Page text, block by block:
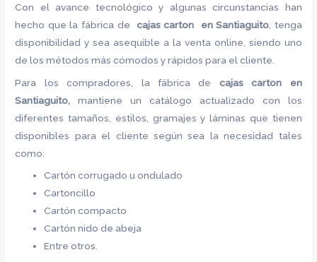
Con el avance tecnológico y algunas circunstancias han
hecho que la fábrica de cajas carton en Santiaguito , tenga
disponibilidad y sea asequible a la venta online, siendo uno
de los métodos más cómodos y rápidos para el cliente.
Para los compradores, la fábrica de cajas carton en
Santiaguito,mantiene un catálogo actualizado con los
diferentes tamaños, estilos, gramajes y láminas que tienen
disponibles para el cliente según sea la necesidad tales
como:
Cartón corrugado u ondulado
Cartoncillo
Cartón compacto
Cartón nido de abeja
Entre otros.